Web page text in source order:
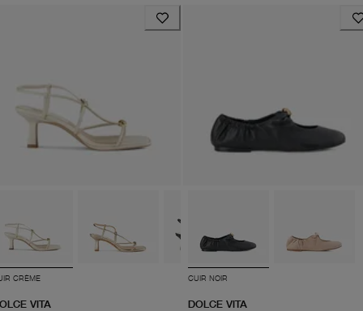
CRÈME
VITA
CUIR NOIR
DOLCE VITA